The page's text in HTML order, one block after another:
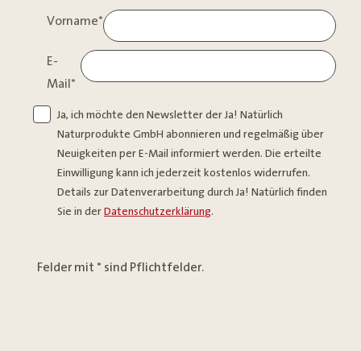
Vorname*
E-
Mail*
Ja, ich möchte den Newsletter der Ja! Natürlich
Naturprodukte GmbH abonnieren und regelmäßig über
Neuigkeiten per E-Mail informiert werden. Die erteilte
Einwilligung kann ich jederzeit kostenlos widerrufen.
Details zur Datenverarbeitung durch Ja! Natürlich finden
Sie in derDatenschutzerklärung.
Felder mit * sind Pflichtfelder.